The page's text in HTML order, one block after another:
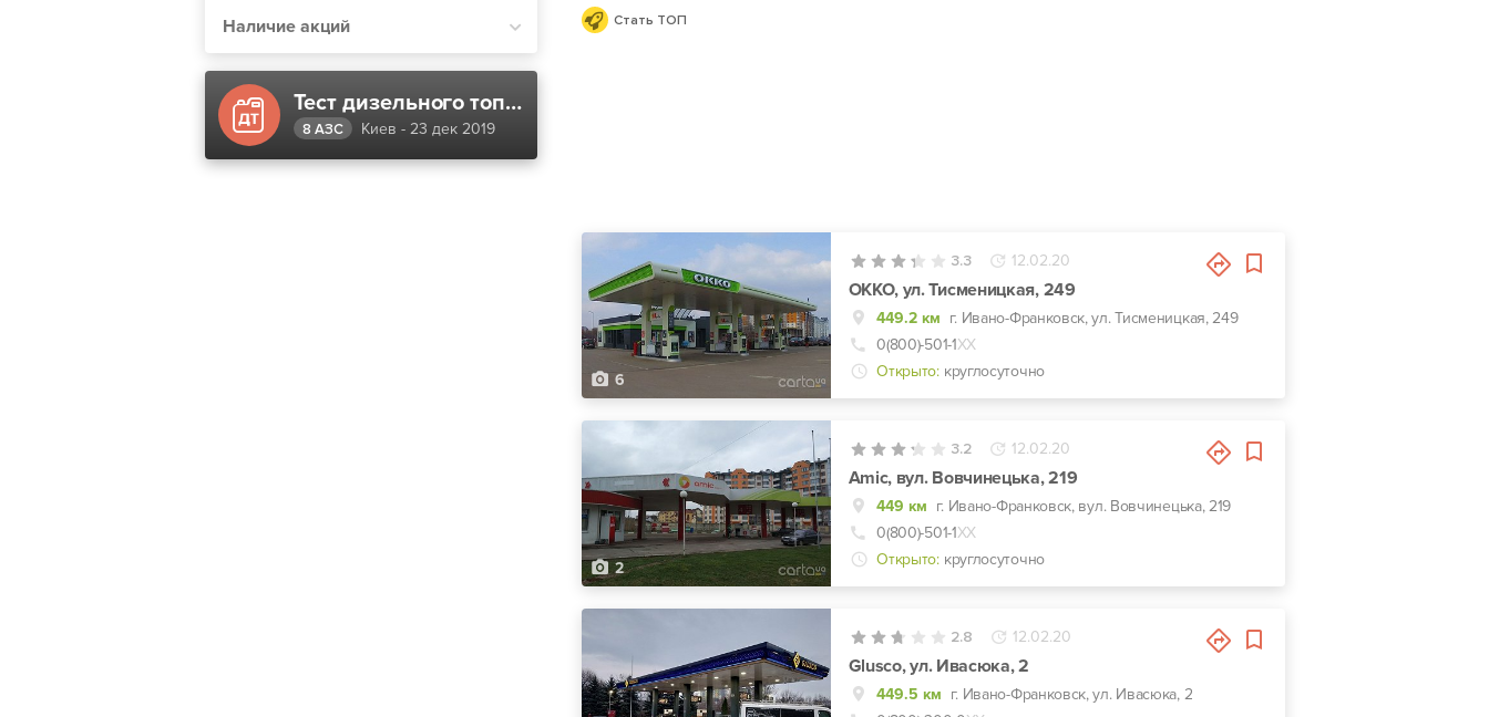
Черкассы
Хмельницкий
Полтава
Чернигов
Кривой Рог
Наличие акций
Тест дизельного топлива в Киеве
8 АЗС Киев - 23 дек 2019
Стать ТОП
6
3.3 12.02.20
ОККО, ул. Тисменицкая, 249
449.2 км г. Ивано-Франковск, ул. Тисменицкая, 249
0(800)-501-1ХХ
Открыто: круглосуточно
2
3.2 12.02.20
Amic, вул. Вовчинецька, 219
449 км г. Ивано-Франковск, вул. Вовчинецька, 219
0(800)-501-1ХХ
Открыто: круглосуточно
2.8 12.02.20
Glusco, ул. Ивасюка, 2
449.5 км г. Ивано-Франковск, ул. Ивасюка, 2